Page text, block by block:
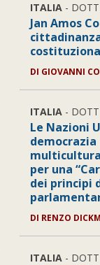
ITALIA -
Jan Amos
DI GIOVANNI
ITALIA -
Le Nazioni
democrazia
per una
dei principi
DI RENZO
ITALIA -